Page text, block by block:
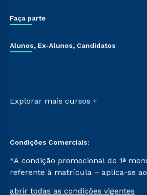
Sou Colaborador
Ética e Integridade
Pós-graduação
Cursos Livres
Faça parte
Vestibular Redação
Vestibular Mérito
Vestibular Solidário
Alunos, Ex-Alunos, Candidatos
Canais de Atendimento
Explorar mais cursos +
Condições Comerciais:
*A condição promocional de 1ª
referente à matrícula – aplica-se
abrir todas as condições vigentes